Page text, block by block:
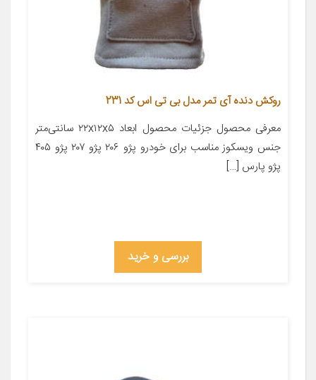
روکش دنده آی تمر مدل بی تی اس کد 231
معرفی محصول جزئیات محصول ابعاد ۲۲x۱۲x۵ سانتی‌متر
جنس ویسکوز مناسب برای خودرو پژو ۲۰۶ پژو ۲۰۷ پژو ۴۰۵
پژو پارس […]
بررسی و خرید